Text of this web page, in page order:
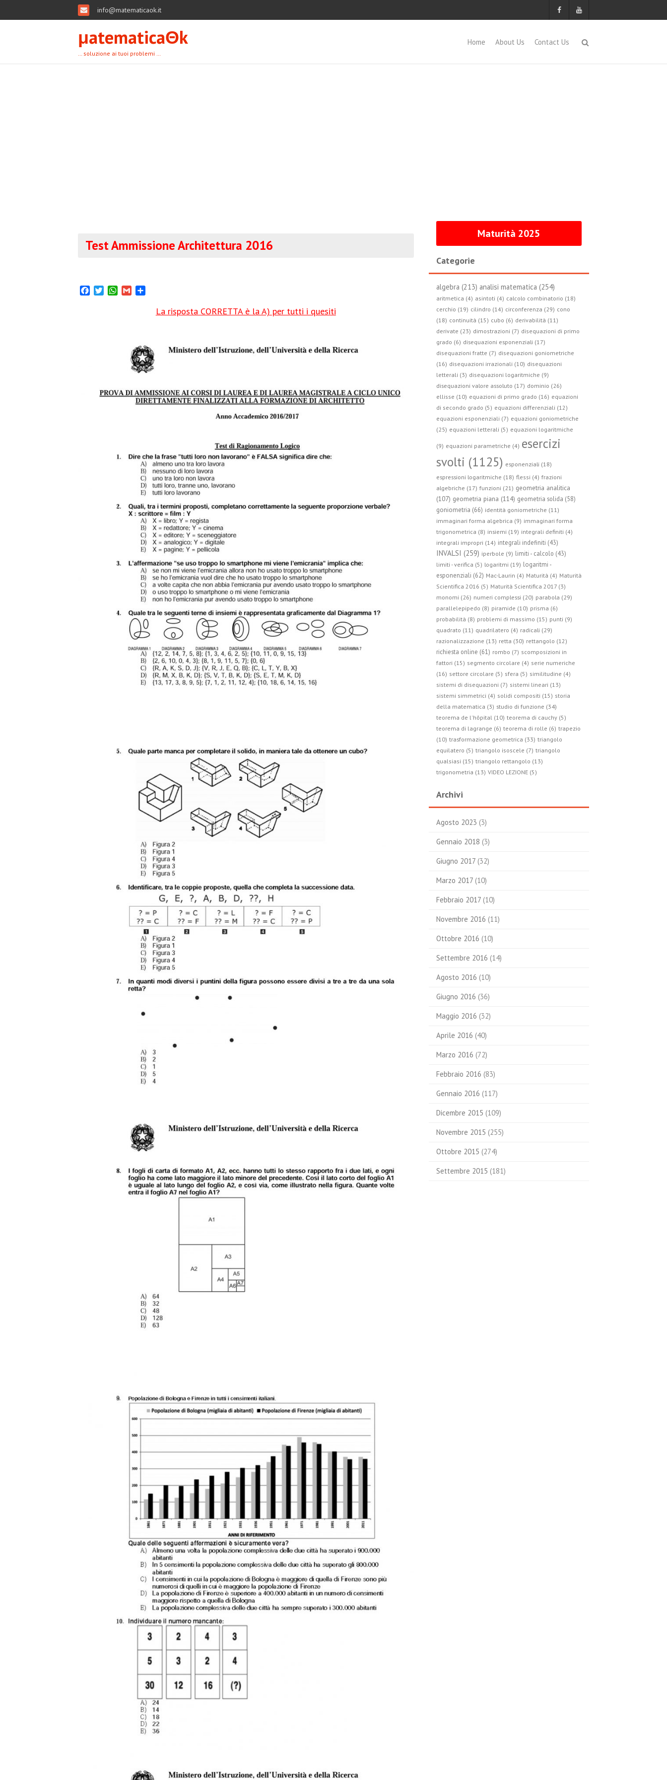
info@matematicaok.it
μatematicaΘk
… soluzione ai tuoi problemi …
Home About Us Contact Us
Test Ammissione Architettura 2016
FacebookTwitterWhatsApp
Gmail
La risposta CORRETTA è la A) per tutti i quesiti
Maturità 2025
Categorie
algebra (213) analisi matematica (254)
aritmetica (4) asintoti (4) calcolo combinatorio (18)
cerchio (19) cilindro (14) circonferenza (29) cono
(18) continuità (15) cubo (6) derivabilità (11)
derivate (23) dimostrazioni (7) disequazioni di primo
grado (6) disequazioni esponenziali (17)
disequazioni fratte (7) disequazioni goniometriche
(16) disequazioni irrazionali (10) disequazioni
letterali (3) disequazioni logaritmiche (9)
disequazioni valore assoluto (17) dominio (26)
ellisse (10) equazioni di primo grado (16) equazioni
di secondo grado (5) equazioni differenziali (12)
equazioni esponenziali (7) equazioni goniometriche
(25) equazioni letterali (5) equazioni logaritmiche
(9) equazioni parametriche (4) esercizi
svolti (1125) esponenziali (18)
espressioni logaritmiche (18) flessi (4) frazioni
algebriche (17) funzioni (21) geometria analitica
(107) geometria piana (114) geometria solida (58)
goniometria (66) identità goniometriche (11)
immaginari forma algebrica (9) immaginari forma
trigonometrica (8) insiemi (19) integrali definiti (4)
integrali impropri (14) integrali indefiniti (43)
INVALSI (259) iperbole (9) limiti - calcolo (43)
limiti - verifica (5) logaritmi (19) logaritmi -
esponenziali (62) Mac-Laurin (4) Maturità (4) Maturità
Scientifica 2016 (5) Maturità Scientifica 2017 (3)
monomi (26) numeri complessi (20) parabola (29)
parallelepipedo (8) piramide (10) prisma (6)
probabilità (8) problemi di massimo (15) punti (9)
quadrato (11) quadrilatero (4) radicali (29)
razionalizzazione (13) retta (30) rettangolo (12)
richiesta online (61) rombo (7) scomposizioni in
fattori (15) segmento circolare (4) serie numeriche
(16) settore circolare (5) sfera (5) similitudine (4)
sistemi di disequazioni (7) sistemi lineari (13)
sistemi simmetrici (4) solidi compositi (15) storia
della matematica (3) studio di funzione (34)
teorema de l'hôpital (10) teorema di cauchy (5)
teorema di lagrange (6) teorema di rolle (6) trapezio
(10) trasformazione geometrica (33) triangolo
equilatero (5) triangolo isoscele (7) triangolo
qualsiasi (15) triangolo rettangolo (13)
trigonometria (13) VIDEO LEZIONE (5)
Archivi
Agosto 2023 (3)
Gennaio 2018 (3)
Giugno 2017(32)
Marzo 2017(10)
Febbraio 2017(10)
Novembre 2016 (11)
Ottobre 2016 (10)
Settembre 2016 (14)
Agosto 2016 (10)
Giugno 2016 (36)
Maggio 2016 (32)
Aprile 2016 (40)
Marzo 2016 (72)
Febbraio 2016 (83)
Gennaio 2016 (117)
Dicembre 2015 (109)
Novembre 2015 (255)
Ottobre 2015 (274)
Settembre 2015 (181)